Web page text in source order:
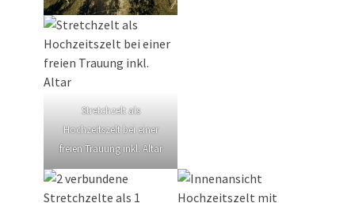
Stretchzelt als
Hochzeitszelt bei einer
freien Trauung inkl. Altar